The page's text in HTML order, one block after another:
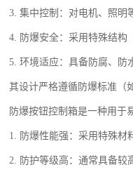
3. 集中控制：对电机、照明
4. 防爆安全：采用特殊结构
5. 环境适应：具备防腐、防
其设计严格遵循防爆标准（
防爆按钮控制箱是一种用于
1. 防爆性能强：采用特殊材
2. 防护等级高：通常具备较